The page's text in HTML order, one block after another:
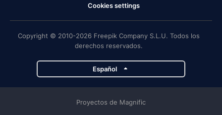
Cookies settings
Copyright © 2010-2026 Freepik Company S.L.U. Todos los
derechos reservados.
Español
Proyectos de Magnific